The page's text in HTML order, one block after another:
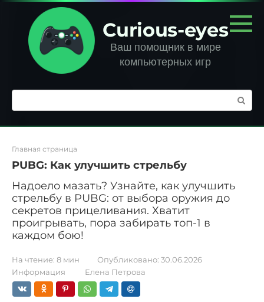
Перейти
контенту
Curious-eyes
Ваш помощник в мире
компьютерных игр
Поиск:
Главная страница
PUBG: Как улучшить стрельбу
Надоело мазать? Узнайте, как улучшить
стрельбу в PUBG: от выбора оружия до
секретов прицеливания. Хватит
проигрывать, пора забирать топ-1 в
каждом бою!
На чтение: 8 мин Опубликовано: 30.06.2026
Информация
Елена Петрова